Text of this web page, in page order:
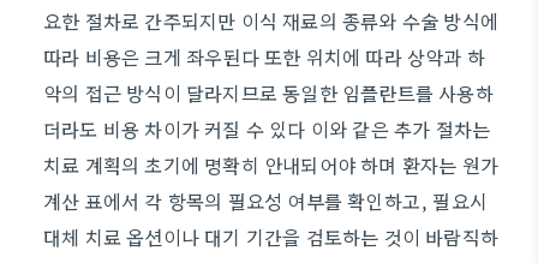
요한 절차로 간주되지만 이식 재료의 종류와 수술 방식에
따라 비용은 크게 좌우된다 또한 위치에 따라 상악과 하
악의 접근 방식이 달라지므로 동일한 임플란트를 사용하
더라도 비용 차이가 커질 수 있다 이와 같은 추가 절차는
치료 계획의 초기에 명확히 안내되어야 하며 환자는 원가
계산 표에서 각 항목의 필요성 여부를 확인하고, 필요시
대체 치료 옵션이나 대기 기간을 검토하는 것이 바람직하